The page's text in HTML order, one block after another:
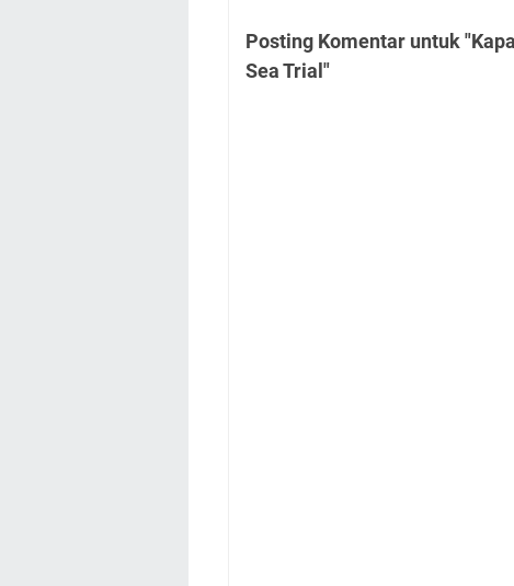
Posting Komentar untuk
Sea Trial"